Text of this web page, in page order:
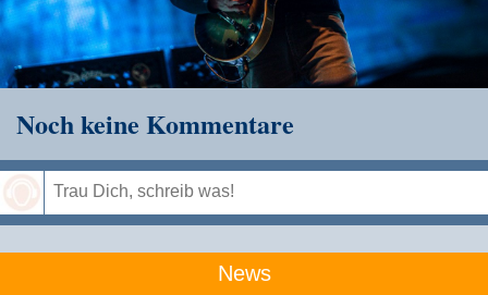
Noch keine Kommentare
News